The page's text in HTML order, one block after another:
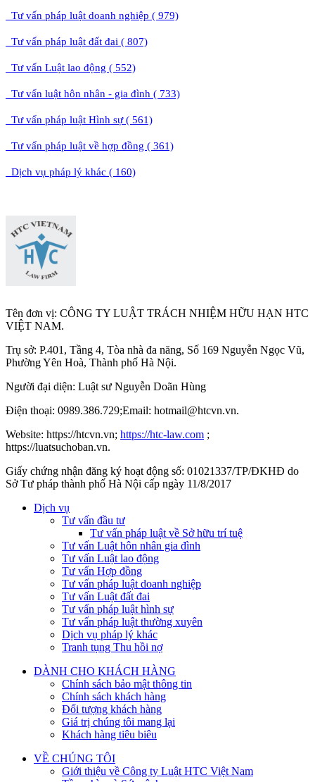
Tư vấn pháp luật doanh nghiệp ( 979)
Tư vấn pháp luật đất đai ( 807)
Tư vấn Luật lao động ( 552)
Tư vấn luật hôn nhân - gia đình ( 733)
Tư vấn pháp luật Hình sự ( 561)
Tư vấn pháp luật về hợp đồng ( 361)
Dịch vụ pháp lý khác ( 160)
Tên đơn vị: CÔNG TY LUẬT TRÁCH NHIỆM HỮU HẠN HTC
VIỆT NAM.
Trụ sở: P.401, Tầng 4, Tòa nhà đa năng, Số 169 Nguyễn Ngọc Vũ,
Phường Yên Hoà, Thành phố Hà Nội.
Người đại diện: Luật sư Nguyễn Doãn Hùng
Điện thoại: 0989.386.729;Email: hotmail@htcvn.vn.
Website: https://htcvn.vn; https://htc-law.com ;
https://luatsuchoban.vn.
Giấy chứng nhận đăng ký hoạt động số: 01021337/TP/ĐKHĐ do
Sở Tư pháp thành phố Hà Nội cấp ngày 11/8/2017
Dịch vụ
Tư vấn đầu tư
Tư vấn pháp luật về Sở hữu trí tuệ
Tư vấn Luật hôn nhân gia đình
Tư vấn Luật lao động
Tư vấn Hợp đồng
Tư vấn pháp luật doanh nghiệp
Tư vấn Luật đất đai
Tư vấn pháp luật hình sự
Tư vấn pháp luật thường xuyên
Dịch vụ pháp lý khác
Tranh tụng Thu hồi nợ
DÀNH CHO KHÁCH HÀNG
Chính sách bảo mật thông tin
Chính sách khách hàng
Đối tượng khách hàng
Giá trị chúng tôi mang lại
Khách hàng tiêu biêu
VỀ CHÚNG TÔI
Giới thiệu về Công ty Luật HTC Việt Nam